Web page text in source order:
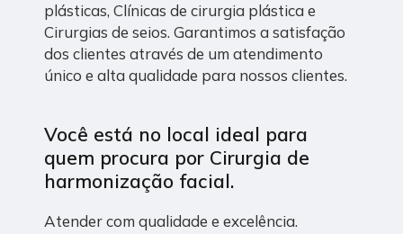
plásticas, Clínicas de cirurgia plástica e
Cirurgias de seios. Garantimos a satisfação
dos clientes através de um atendimento
único e alta qualidade para nossos clientes.
Você está no local ideal para
quem procura por Cirurgia de
harmonização facial.
Atender com qualidade e excelência.